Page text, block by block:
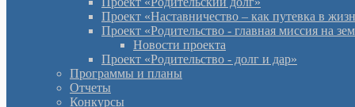
Проект «Наставничество – как путевка в
Проект «Родительство - главная миссия на
Новости проекта
Проект «Родительство - долг и дар»
Программы и планы
Отчеты
Конкурсы